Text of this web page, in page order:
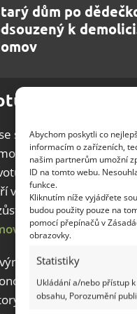
Abychom poskytli co
informacím o zařízeních,
našim partnerům umožní
ID na tomto webu.
funkce.
Kliknutím níže vyjádřete
budou použity pouze na
pomocí přepínačů v
obrazovky.
Statistiky
Ukládání a/nebo přístup
obsahu, Porozumění
dům po
k
stačí
svým přítelem
jsou pro
na kolech – ať už v
využívají faktu, že mají
na jednom
– psali jsme o něm
přítelem tráví
karavanu.Na
se nachází základně